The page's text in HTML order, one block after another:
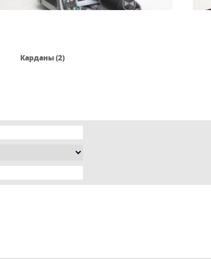
Карданы (2)